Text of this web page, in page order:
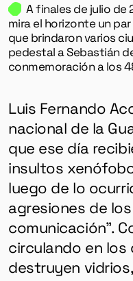
A finales de julio de
mira el horizonte un
que brindaron varios
pedestal a Sebastián
conmemoración a los
Luis Fernando
nacional de la
que ese día
insultos
luego de lo
agresiones de
comunicación”.
circulando en los
destruyen